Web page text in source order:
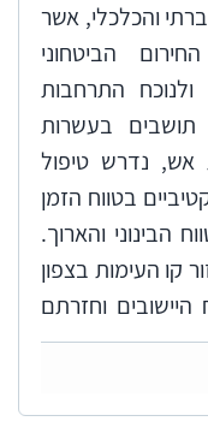
והכלכלי, אשר
הביטחוני
מאז אוקטובר 2023, ולנוכח התרחבות
בעשרות
אש, נדרש טיפול
בטווח הזמן
הבינוני והארוך.
קו העימות בצפון
היישובים וחזרתם
לטיפול
קו העימות